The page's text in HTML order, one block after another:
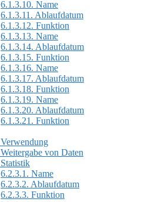
6.1.3.10. Name
6.1.3.11. Ablaufdatum
6.1.3.12. Funktion
6.1.3.13. Name
6.1.3.14. Ablaufdatum
6.1.3.15. Funktion
6.1.3.16. Name
6.1.3.17. Ablaufdatum
6.1.3.18. Funktion
6.1.3.19. Name
6.1.3.20. Ablaufdatum
6.1.3.21. Funktion
Verwendung
Weitergabe von Daten
Statistik
6.2.3.1. Name
6.2.3.2. Ablaufdatum
6.2.3.3. Funktion